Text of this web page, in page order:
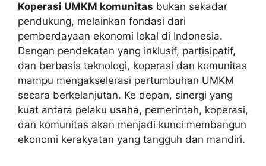
Koperasi UMKM komunitas bukan sekadar
pendukung, melainkan fondasi dari
pemberdayaan ekonomi lokal di Indonesia.
Dengan pendekatan yang inklusif, partisipatif,
dan berbasis teknologi, koperasi dan komunitas
mampu mengakselerasi pertumbuhan UMKM
secara berkelanjutan. Ke depan, sinergi yang
kuat antara pelaku usaha, pemerintah, koperasi,
dan komunitas akan menjadi kunci membangun
ekonomi kerakyatan yang tangguh dan mandiri.